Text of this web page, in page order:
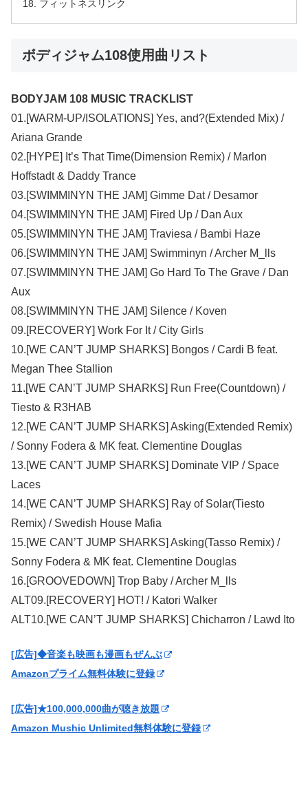
フィットネスリンク
ボディジャム108使用曲リスト
BODYJAM 108 MUSIC TRACKLIST
01.[WARM-UP/ISOLATIONS] Yes, and?(Extended Mix) /
Ariana Grande
02.[HYPE] It’s That Time(Dimension Remix) / Marlon
Hoffstadt & Daddy Trance
03.[SWIMMINYN THE JAM] Gimme Dat / Desamor
04.[SWIMMINYN THE JAM] Fired Up / Dan Aux
05.[SWIMMINYN THE JAM] Traviesa / Bambi Haze
06.[SWIMMINYN THE JAM] Swimminyn / Archer M_lls
07.[SWIMMINYN THE JAM] Go Hard To The Grave / Dan
Aux
08.[SWIMMINYN THE JAM] Silence / Koven
09.[RECOVERY] Work For It / City Girls
10.[WE CAN’T JUMP SHARKS] Bongos / Cardi B feat.
Megan Thee Stallion
11.[WE CAN’T JUMP SHARKS] Run Free(Countdown) /
Tiesto & R3HAB
12.[WE CAN’T JUMP SHARKS] Asking(Extended Remix)
/ Sonny Fodera & MK feat. Clementine Douglas
13.[WE CAN’T JUMP SHARKS] Dominate VIP / Space
Laces
14.[WE CAN’T JUMP SHARKS] Ray of Solar(Tiesto
Remix) / Swedish House Mafia
15.[WE CAN’T JUMP SHARKS] Asking(Tasso Remix) /
Sonny Fodera & MK feat. Clementine Douglas
16.[GROOVEDOWN] Trop Baby / Archer M_lls
ALT09.[RECOVERY] HOT! / Katori Walker
ALT10.[WE CAN’T JUMP SHARKS] Chicharron / Lawd Ito
[広告]◆音楽も映画も漫画もぜんぶ
Amazonプライム無料体験に登録
[広告]★100,000,000曲が聴き放題
Amazon Mushic Unlimited無料体験に登録